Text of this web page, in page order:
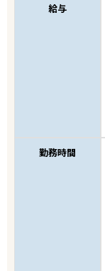
給与
勤務時間